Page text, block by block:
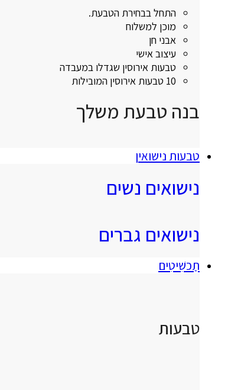
התחל בבחירת הטבעת.
מוכן למשלוח
אבני חן
עיצוב אישי
טבעות אירוסין שגדלו במעבדה
10 טבעות אירוסין המובילות
בנה טבעת משלך
טבעות נישואין
נישואים נשים
נישואים גברים
תַכשִׁיטִים
טבעות